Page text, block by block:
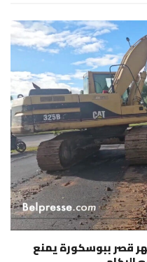
قصر ببوسكورة يمنع